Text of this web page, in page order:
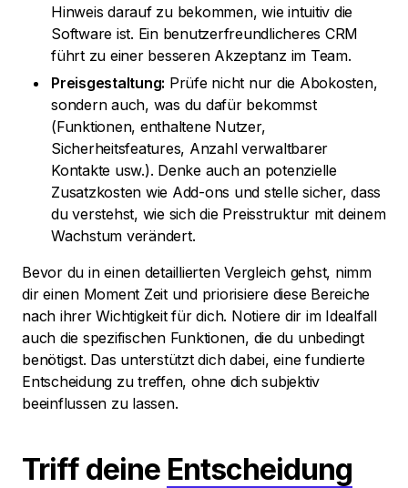
Hinweis darauf zu bekommen, wie intuitiv die
Software ist. Ein benutzerfreundlicheres CRM
führt zu einer besseren Akzeptanz im Team.
Preisgestaltung: Prüfe nicht nur die Abokosten,
sondern auch, was du dafür bekommst
(Funktionen, enthaltene Nutzer,
Sicherheitsfeatures, Anzahl verwaltbarer
Kontakte usw.). Denke auch an potenzielle
Zusatzkosten wie Add-ons und stelle sicher, dass
du verstehst, wie sich die Preisstruktur mit deinem
Wachstum verändert.
Bevor du in einen detaillierten Vergleich gehst, nimm
dir einen Moment Zeit und priorisiere diese Bereiche
nach ihrer Wichtigkeit für dich. Notiere dir im Idealfall
auch die spezifischen Funktionen, die du unbedingt
benötigst. Das unterstützt dich dabei, eine fundierte
Entscheidung zu treffen, ohne dich subjektiv
beeinflussen zu lassen.
Triff deine Entscheidung